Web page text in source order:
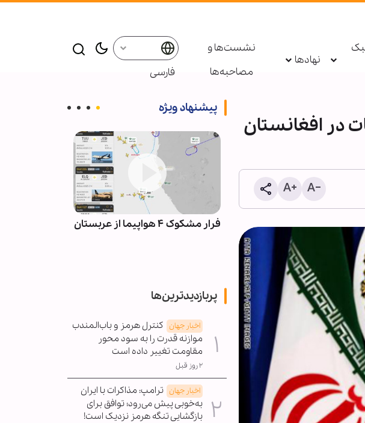
نهادها
نشست‌ها و
مصاحبه‌ها
فارسی
در افغانستان
پیشنهاد ویژه
نرم اربعین؛ رسانه‌ای فراتر از
فرار مشکوک ۴ هواپیما از عربستان
پربازدیدترین‌ها
اخبار جهان کنترل هرمز و باب‌المندب
موازنه قدرت را به سود محور
مقاومت تغییر داده است
۲ روز قبل
اخبار جهان ترامپ: مذاکرات با ایران
به‌خوبی پیش می‌رود؛ توافق برای
بازگشایی تنگه هرمز نزدیک است!